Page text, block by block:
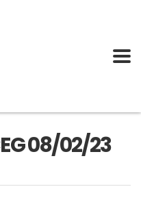
08/02/23